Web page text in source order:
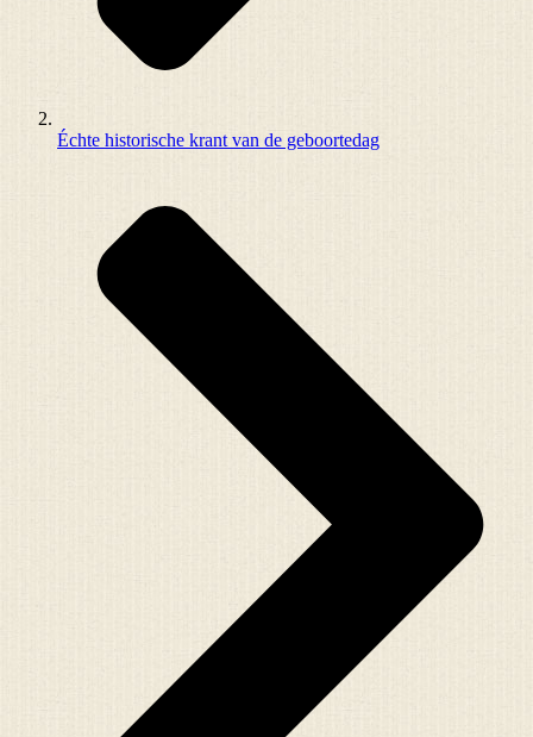
Échte historische krant van de geboortedag